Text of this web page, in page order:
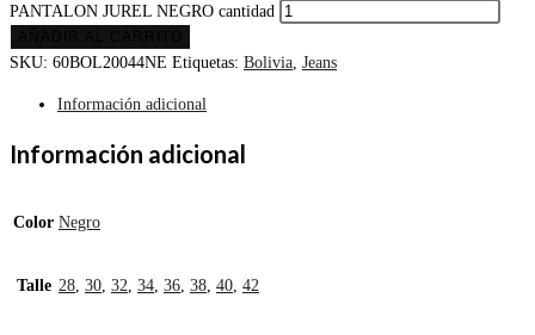
PANTALON JUREL NEGRO cantidad
SKU: 60BOL20044NE Etiquetas: Bolivia, Jeans
Información adicional
Información adicional
Color Negro
Talle 28, 30, 32, 34, 36, 38, 40, 42